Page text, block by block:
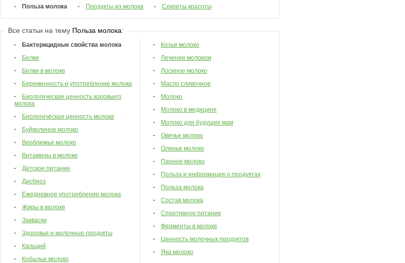
Польза молока
Продукты из молока Секреты красоты
Все статьи на тему Польза молока:
Бактерицидные свойства молока
Белки
Белки в молоке
Беременность и употребление молока
Биологическая ценность коровьего
молока
Биологическая ценность молока
Буйволиное молоко
Верблюжье молоко
Витамины в молоке
Детское питание
Дисбиоз
Ежедневное употребление молока
Жиры в молоке
Закваски
Здоровье и молочные продукты
Кальций
Кобылье молоко
Козье молоко
Лечение молоком
Лосиное молоко
Масло сливочное
Молоко
Молоко в медицине
Молоко для будущих мам
Овечье молоко
Оленье молоко
Парное молоко
Польза и информация о продуктах
Польза молока
Состав молока
Спортивное питание
Ферменты в молоке
Ценность молочных продуктов
Яка молоко